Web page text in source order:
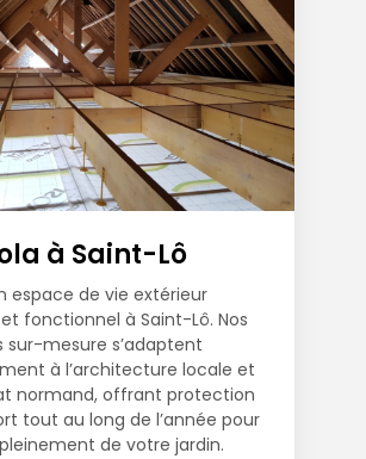
à Saint-Lô
espace de vie extérieur
fonctionnel à Saint-Lô. Nos
sur-mesure s’adaptent
à l’architecture locale et
normand, offrant protection
tout au long de l’année pour
de votre jardin.